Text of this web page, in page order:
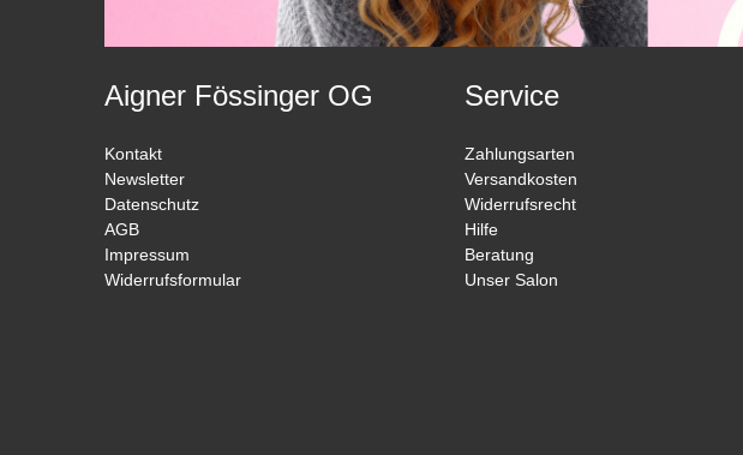
Aigner Fössinger OG
Kontakt
Newsletter
Datenschutz
AGB
Impressum
Widerrufsformular
Service
Zahlungsarten
Versandkosten
Widerrufsrecht
Hilfe
Beratung
Unser Salon